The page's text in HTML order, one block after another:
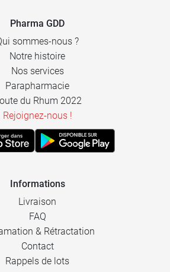
500 ml
1 L
Pharma GDD
sommes-nous ?
Notre histoire
Nos services
Parapharmacie
du Rhum 2022
Rejoignez-nous !
Informations
Livraison
FAQ
& Rétractation
Contact
Rappels de lots